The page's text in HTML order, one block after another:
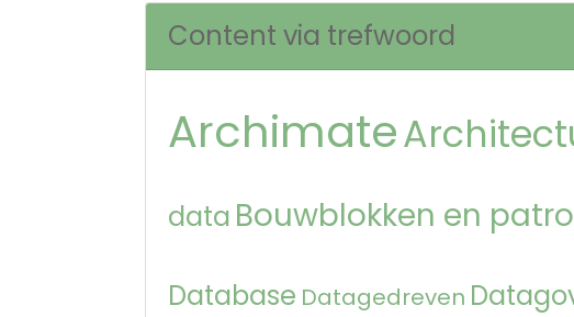
Content via trefwoord
Archimate
data Bouwblokken en
Database Datagedreven